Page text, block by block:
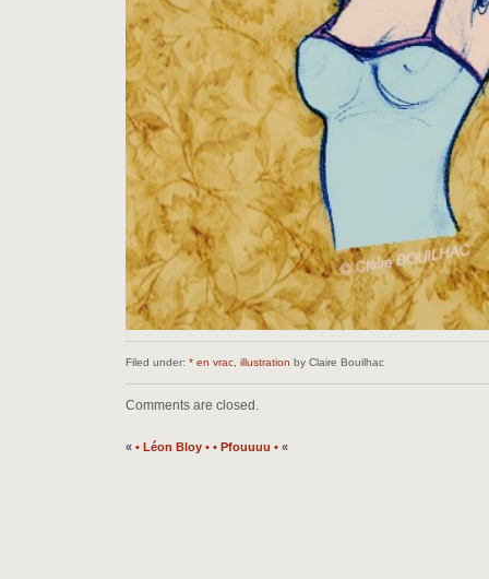
Filed under: * en vrac illustration by Claire Bouilhac
Comments are closed.
« • Léon Bloy • • Pfouuuu • «